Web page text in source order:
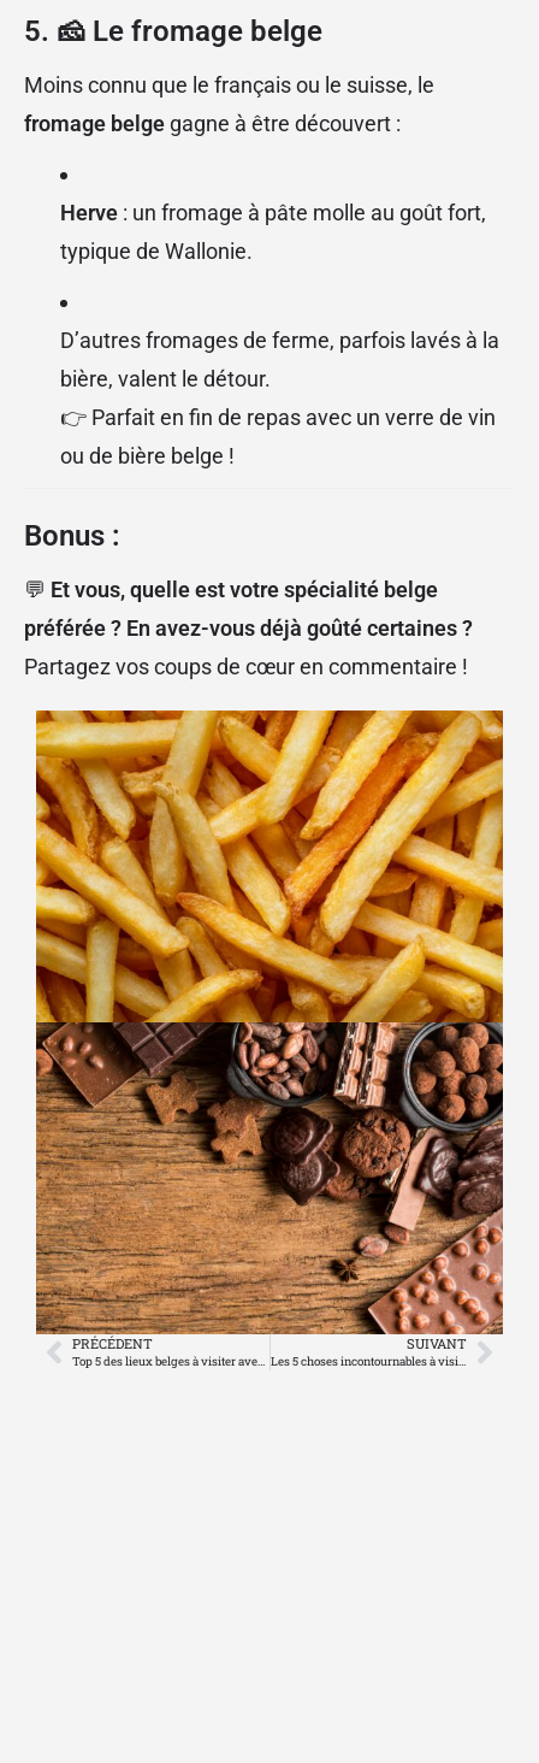
5. 🧀 Le fromage belge
Moins connu que le français ou le suisse, le
fromage belge gagne à être découvert :
Herve : un fromage à pâte molle au goût fort,
typique de Wallonie.
D’autres fromages de ferme, parfois lavés à la
bière, valent le détour.
👉 Parfait en fin de repas avec un verre de vin
ou de bière belge !
Bonus :
💬 Et vous, quelle est votre spécialité belge
préférée ? En avez-vous déjà goûté certaines ?
Partagez vos coups de cœur en commentaire !
PRÉCÉDENT
Top 5 des lieux belges à visiter avec des enfants
SUIVANT
Les 5 choses incontournables à visiter à Bruxelles 🇧🇪